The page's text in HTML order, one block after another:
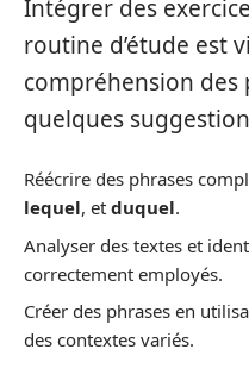
Intégrer des
routine d’étude est
compréhension des
quelques
Réécrire des phrases
lequel, et duquel.
Analyser des textes et
correctement employés.
Créer des phrases en
des contextes variés.